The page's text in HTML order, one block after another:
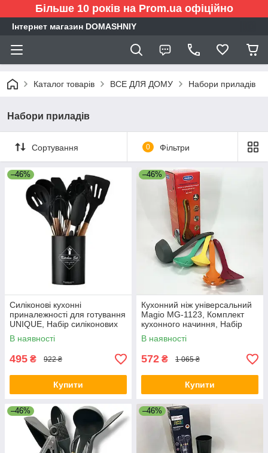
Більше 10 років на Prom.ua офіційно
Інтернет магазин DOMASHNIY
Каталог товарів ВСЕ ДЛЯ ДОМУ Набори приладів
Набори приладів
Сортування 0 Фільтри
–46%
Силіконові кухонні
приналежності для готування
UNIQUE, Набір силіконових
приладів для кухні QS-82
В наявності
495 ₴ 922 ₴
Купити
–46%
Кухонний ніж універсальний
Magio MG-1123, Комплект
кухонного начиння, Набір
кухонного інвентарю GF-15
В наявності
572 ₴ 1 065 ₴
Купити
–46% –46%